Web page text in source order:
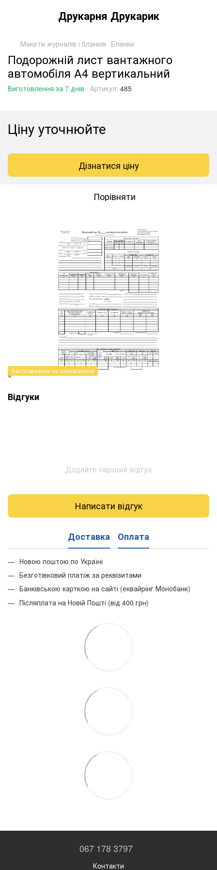
Друкарня Друкарик
Макети журналів і бланків Бланки
Подорожній лист вантажного
автомобіля А4 вертикальний
Виготовлення за 7 днів Артикул: 485
Ціну уточнюйте
Дізнатися ціну
Порівняти
Виготовлення на замовлення
Відгуки
Додайте перший відгук
Написати відгук
Доставка Оплата
Новою поштою по Україні
Безготівковий платіж за реквізитами
Банківською карткою на сайті (еквайрінг Монобанк)
Післяплата на Новій Пошті (від 400 грн)
067 178 3797
Контакти